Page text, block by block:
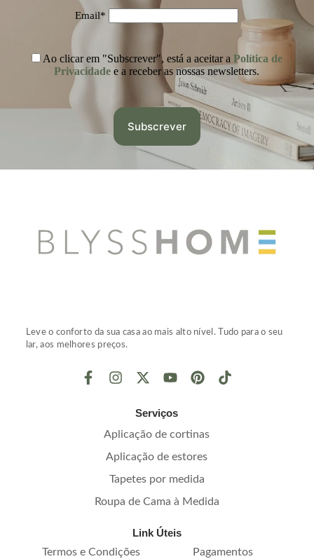
Email*
Ao clicar em "Subscrever", está a aceitar a Política de
Privacidade e a receber as nossas newsletters.
Leve o conforto da sua casa ao mais alto nível. Tudo para o seu
lar, aos melhores preços.
Serviços
Aplicação de cortinas
Aplicação de estores
Tapetes por medida
Roupa de Cama à Medida
Link Úteis
Termos e Condições
Pagamentos